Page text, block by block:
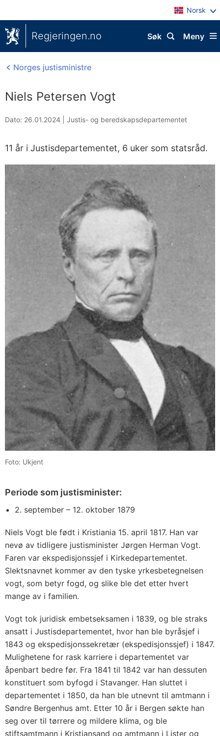
Norsk
Regjeringen.no Meny
Søk
Norges justisministre
Niels Petersen Vogt
Dato: 26.01.2024 Justis- og beredskapsdepartementet
11 år i Justisdepartementet, 6 uker som statsråd.
Foto: Ukjent
Periode som justisminister:
2. september – 12. oktober 1879
Niels Vogt ble født i Kristiania 15. april 1817. Han var
nevø av tidligere justisminister Jørgen Herman Vogt.
Faren var ekspedisjonssjef i Kirkedepartementet.
Slektsnavnet kommer av den tyske yrkesbetegnelsen
vogt, som betyr fogd, og slike ble det etter hvert
mange av i familien.
Vogt tok juridisk embetseksamen i 1839, og ble straks
ansatt i Justisdepartementet, hvor han ble byråsjef i
1843 og ekspedisjonssekretær (ekspedisjonssjef) i 1847.
Mulighetene for rask karriere i departementet var
åpenbart bedre før. Fra 1841 til 1842 var han dessuten
konstituert som byfogd i Stavanger. Han sluttet i
departementet i 1850, da han ble utnevnt til amtmann i
Søndre Bergenhus amt. Etter 10 år i Bergen søkte han
seg over til tørrere og mildere klima, og ble
stiftsamtmann i Kristiansand og amtmann i Lister og